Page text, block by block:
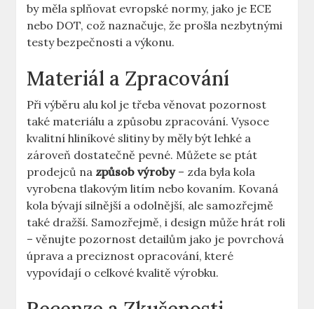
by měla splňovat evropské normy, jako je ECE
nebo DOT, což naznačuje, že prošla nezbytnými
testy bezpečnosti a výkonu.
Materiál a Zpracování
Při výběru alu kol je třeba věnovat pozornost
také materiálu a způsobu zpracování. Vysoce
kvalitní hliníkové slitiny by měly být lehké a
zároveň dostatečně pevné. Můžete se ptát
prodejců na způsob výroby– zda byla kola
vyrobena tlakovým litím nebo kovaním. Kovaná
kola bývají silnější a odolnější, ale samozřejmě
také dražší. Samozřejmě, i design může hrát roli
– věnujte pozornost detailům jako je povrchová
úprava a preciznost opracování, které
vypovídají o celkové kvalitě výrobku.